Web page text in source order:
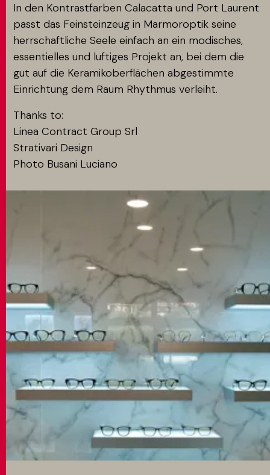
In den Kontrastfarben Calacatta und Port Laurent
passt das Feinsteinzeug in Marmoroptik seine
herrschaftliche Seele einfach an ein modisches,
essentielles und luftiges Projekt an, bei dem die
gut auf die Keramikoberflächen abgestimmte
Einrichtung dem Raum Rhythmus verleiht.
Thanks to:
Linea Contract Group Srl
Strativari Design
Photo Busani Luciano